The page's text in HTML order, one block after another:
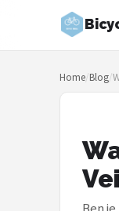
Zoeken
NAVIGATIE
Home/Blog/